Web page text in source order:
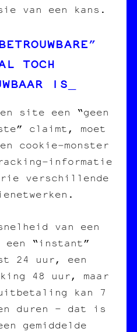
van een kans.
TOCH
IS
site een “geen
claimt, moet
cookie‑monster
verschillende
van een
“instant”
24 uur, een
48 uur, maar
kan 7
duren – dat is
gemiddelde